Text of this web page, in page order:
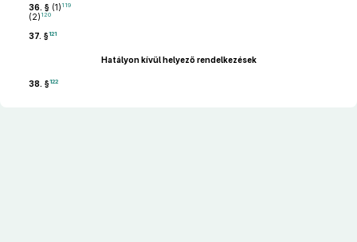
36. § (1) 119
(2) 120
37. §121
Hatályon kívül helyező rendelkezések
38. §122